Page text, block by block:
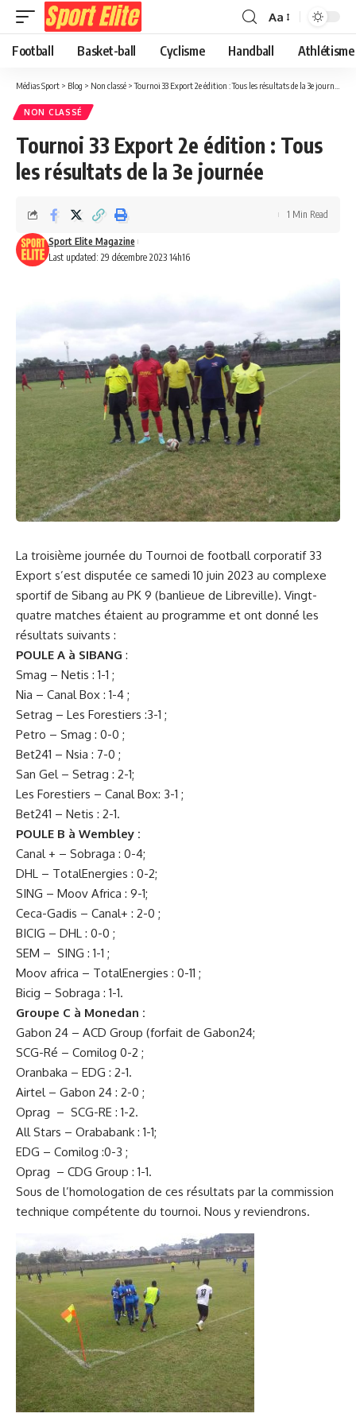
Aa
Football Basket-ball Cyclisme Handball Athlétisme
Médias Sport > Blog > Non classé >Tournoi 33 Export 2e édition : Tous les résultats de la 3e journée
NON CLASSÉ
Tournoi 33 Export 2e édition : Tous
les résultats de la 3e journée
Last updated: 29 décembre 2023 14h16
Sport Elite Magazine
1 Min Read
La troisième journée du Tournoi de football corporatif 33
Export s’est disputée ce samedi 10 juin 2023 au complexe
sportif de Sibang au PK 9 (banlieue de Libreville). Vingt-
quatre matches étaient au programme et ont donné les
résultats suivants :
POULE A à SIBANG :
Smag – Netis : 1-1 ;
Nia – Canal Box : 1-4 ;
Setrag – Les Forestiers :3-1 ;
Petro – Smag : 0-0 ;
Bet241 – Nsia : 7-0 ;
San Gel – Setrag : 2-1;
Les Forestiers – Canal Box: 3-1 ;
Bet241 – Netis : 2-1.
POULE B à Wembley :
Canal + – Sobraga : 0-4;
DHL – TotalEnergies : 0-2;
SING – Moov Africa : 9-1;
Ceca-Gadis – Canal+ : 2-0 ;
BICIG – DHL : 0-0 ;
SEM – SING : 1-1 ;
Moov africa – TotalEnergies : 0-11 ;
Bicig – Sobraga : 1-1.
Groupe C à Monedan :
Gabon 24 – ACD Group (forfait de Gabon24;
SCG-Ré – Comilog 0-2 ;
Oranbaka – EDG : 2-1.
Airtel – Gabon 24 : 2-0 ;
Oprag – SCG-RE : 1-2.
All Stars – Orababank : 1-1;
EDG – Comilog :0-3 ;
Oprag – CDG Group : 1-1.
Sous de l’homologation de ces résultats par la commission
technique compétente du tournoi. Nous y reviendrons.